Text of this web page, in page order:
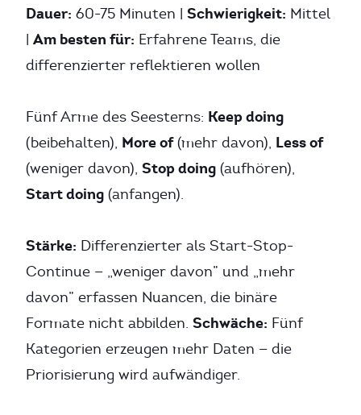
Dauer: 60-75 Minuten | Schwierigkeit: Mittel
| Am besten für: Erfahrene Teams, die
differenzierter reflektieren wollen
Fünf Arme des Seesterns: Keep doing
(beibehalten), More of(mehr davon), Less of
(weniger davon), Stop doing (aufhören),
Start doing (anfangen).
Stärke: Differenzierter als Start-Stop-
Continue — „weniger davon” und „mehr
davon” erfassen Nuancen, die binäre
Formate nicht abbilden. Schwäche: Fünf
Kategorien erzeugen mehr Daten — die
Priorisierung wird aufwändiger.